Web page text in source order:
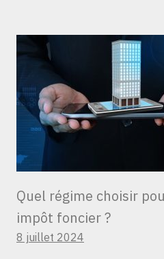
Quel régime choisir
impôt foncier ?
8 juillet 2024